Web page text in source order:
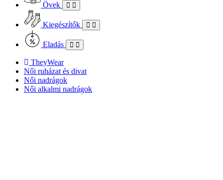
Övek
Kiegészítők
Eladás
TheyWear
Női ruházat és divat
Női nadrágok
Női alkalmi nadrágok